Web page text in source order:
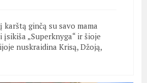
ginčą su savo mama
įsikiša „Superknyga“ ir šioje
nuskraidina Krisą, Džoją,